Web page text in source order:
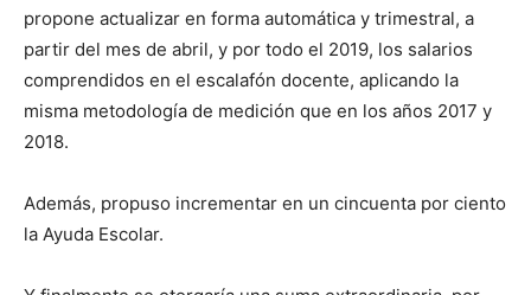
propone actualizar en forma automática y trimestral, a
partir del mes de abril, y por todo el 2019, los salarios
comprendidos en el escalafón docente, aplicando la
misma metodología de medición que en los años 2017 y
2018.
Además, propuso incrementar en un cincuenta por ciento
la Ayuda Escolar.